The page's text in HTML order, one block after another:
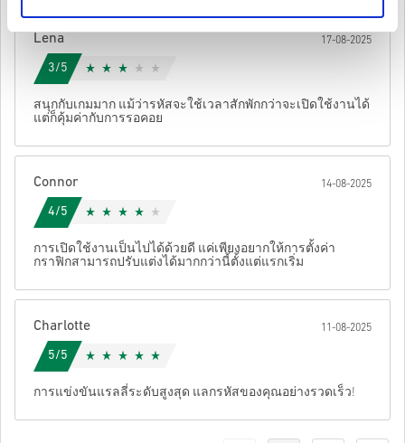
ของคุณ
Lena 17-08-2025
3/5
สนุกกับเกมมาก แม้ว่ารหัสจะใช้เวลาสักพักกว่าจะเปิดใช้งานได้
แต่ก็คุ้มค่ากับการรอคอย
Connor 14-08-2025
4/5
การเปิดใช้งานเป็นไปได้ด้วยดี แค่เพียงอยากให้การตั้งค่า
กราฟิกสามารถปรับแต่งได้มากกว่านี้ตั้งแต่แรกเริ่ม
Charlotte 11-08-2025
5/5
การแข่งขันแรลลี่ระดับสูงสุด แลกรหัสของคุณอย่างรวดเร็ว!